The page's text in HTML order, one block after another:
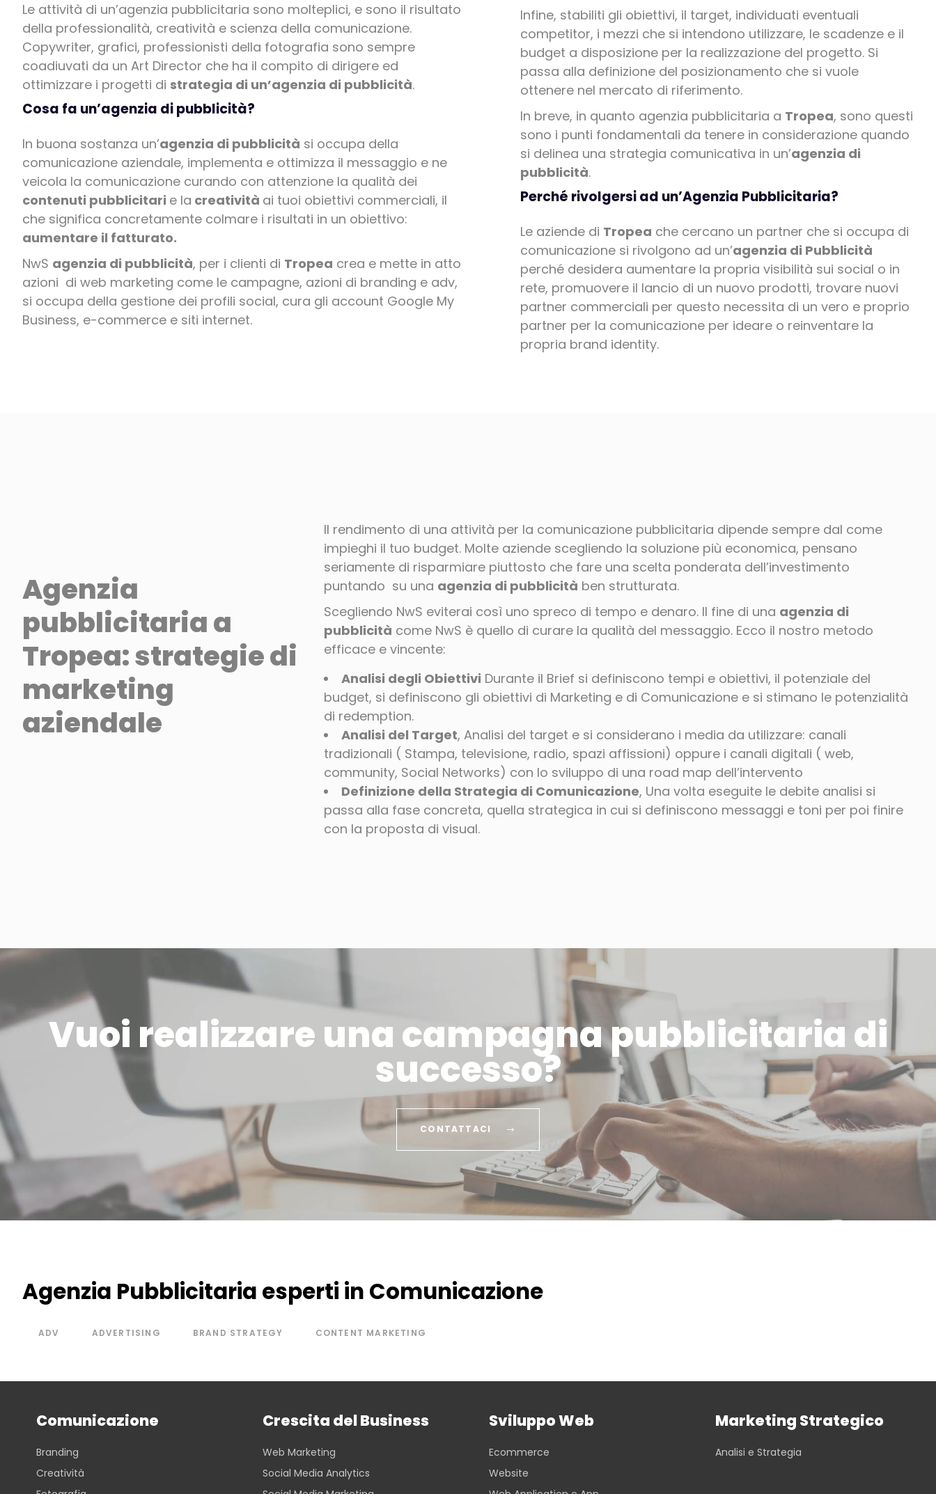
Le attività di un’agenzia pubblicitaria sono molteplici, e sono il risultato
della professionalità, creatività e scienza della comunicazione.
Copywriter, grafici, professionisti della fotografia sono sempre
coadiuvati da un Art Director che ha il compito di dirigere ed
ottimizzare i progetti di strategia di un’agenzia di pubblicità.
Cosa fa un’agenzia di pubblicità?
In buona sostanza un’agenzia di pubblicità si occupa della
comunicazione aziendale, implementa e ottimizza il messaggio e ne
veicola la comunicazione curando con attenzione la qualità dei
contenuti pubblicitari e la creatività ai tuoi obiettivi commerciali, il
che significa concretamente colmare i risultati in un obiettivo:
aumentare il fatturato.
NwS agenzia di pubblicità, per i clienti di Tropea crea e mette in atto
azioni di web marketing come le campagne, azioni di branding e adv,
si occupa della gestione dei profili social, cura gli account Google My
Business, e-commerce e siti internet.
Infine, stabiliti gli obiettivi, il target, individuati eventuali
competitor, i mezzi che si intendono utilizzare, le scadenze e il
budget a disposizione per la realizzazione del progetto. Si
passa alla definizione del posizionamento che si vuole
ottenere nel mercato di riferimento.
In breve, in quanto agenzia pubblicitaria a Tropea, sono questi
sono i punti fondamentali da tenere in considerazione quando
si delinea una strategia comunicativa in un’agenzia di
pubblicità.
Perché rivolgersi ad un’Agenzia Pubblicitaria?
Le aziende di Tropea che cercano un partner che si occupa di
comunicazione si rivolgono ad un’agenzia di Pubblicità
perché desidera aumentare la propria visibilità sui social o in
rete, promuovere il lancio di un nuovo prodotti, trovare nuovi
partner commerciali per questo necessita di un vero e proprio
partner per la comunicazione per ideare o reinventare la
propria brand identity.
Agenzia
pubblicitaria a
Tropea: strategie di
marketing
aziendale
Il rendimento di una attività per la comunicazione pubblicitaria dipende sempre dal come
impieghi il tuo budget. Molte aziende scegliendo la soluzione più economica, pensano
seriamente di risparmiare piuttosto che fare una scelta ponderata dell’investimento
puntando su una agenzia di pubblicità ben strutturata.
Scegliendo NwS eviterai così uno spreco di tempo e denaro. Il fine di una agenzia di
pubblicità come NwS è quello di curare la qualità del messaggio. Ecco il nostro metodo
efficace e vincente:
Analisi degli Obiettivi Durante il Brief si definiscono tempi e obiettivi, il potenziale del
budget, si definiscono gli obiettivi di Marketing e di Comunicazione e si stimano le potenzialità
di redemption.
Analisi del Target, Analisi del target e si considerano i media da utilizzare: canali
tradizionali ( Stampa, televisione, radio, spazi affissioni) oppure i canali digitali ( web,
community, Social Networks) con lo sviluppo di una road map dell’intervento
Definizione della Strategia di Comunicazione, Una volta eseguite le debite analisi si
passa alla fase concreta, quella strategica in cui si definiscono messaggi e toni per poi finire
con la proposta di visual.
Vuoi realizzare una campagna pubblicitaria di
successo?
CONTATTACI
Agenzia Pubblicitaria esperti in Comunicazione
ADV ADVERTISING BRAND STRATEGY CONTENT MARKETING
Comunicazione
Branding
Creatività
Crescita del Business
Web Marketing
Social Media Analytics
Sviluppo Web
Ecommerce
Website
Marketing Strategico
Analisi e Strategia